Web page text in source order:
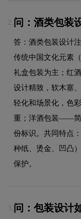
2. 问：酒类包装
答：酒类包装设计
传统中国文化元素
礼盒包装为主；红
设计精致，软木塞
轻化和场景化，色
重；洋酒包装——简
份标识。共同特点
种纸、烫金、凹凸
保护。
3. 问：包装设计